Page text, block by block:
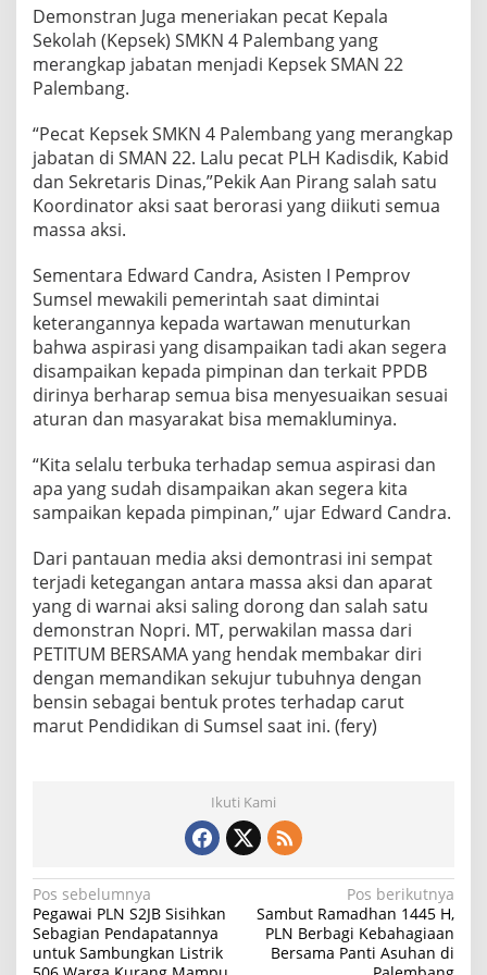
Demonstran Juga meneriakan pecat Kepala
Sekolah (Kepsek) SMKN 4 Palembang yang
merangkap jabatan menjadi Kepsek SMAN 22
Palembang.
“Pecat Kepsek SMKN 4 Palembang yang merangkap
jabatan di SMAN 22. Lalu pecat PLH Kadisdik, Kabid
dan Sekretaris Dinas,”Pekik Aan Pirang salah satu
Koordinator aksi saat berorasi yang diikuti semua
massa aksi.
Sementara Edward Candra, Asisten I Pemprov
Sumsel mewakili pemerintah saat dimintai
keterangannya kepada wartawan menuturkan
bahwa aspirasi yang disampaikan tadi akan segera
disampaikan kepada pimpinan dan terkait PPDB
dirinya berharap semua bisa menyesuaikan sesuai
aturan dan masyarakat bisa memakluminya.
“Kita selalu terbuka terhadap semua aspirasi dan
apa yang sudah disampaikan akan segera kita
sampaikan kepada pimpinan,” ujar Edward Candra.
Dari pantauan media aksi demontrasi ini sempat
terjadi ketegangan antara massa aksi dan aparat
yang di warnai aksi saling dorong dan salah satu
demonstran Nopri. MT, perwakilan massa dari
PETITUM BERSAMA yang hendak membakar diri
dengan memandikan sekujur tubuhnya dengan
bensin sebagai bentuk protes terhadap carut
marut Pendidikan di Sumsel saat ini. (fery)
Ikuti Kami
N
a
v
Pos sebelumnya
Pegawai PLN S2JB Sisihkan
Sebagian Pendapatannya
untuk Sambungkan Listrik
Pos berikutnya
Sambut Ramadhan 1445 H,
PLN Berbagi Kebahagiaan
Bersama Panti Asuhan di